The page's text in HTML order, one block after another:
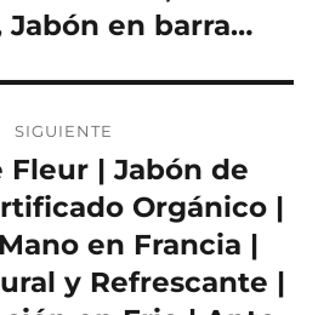
Jabón en barra…
SIGUIENTE
Fleur | Jabón de
Orgánico |
en Francia |
y Refrescante |